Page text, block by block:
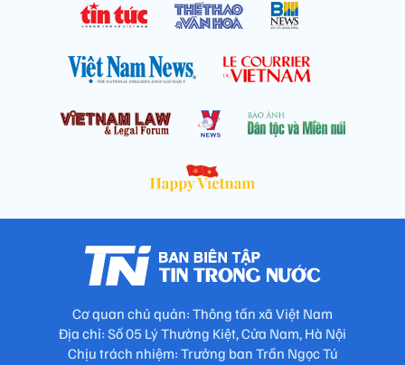
Cơ quan chủ quản: Thông tấn xã Việt Nam
Địa chỉ: Số 05 Lý Thường Kiệt, Cửa Nam, Hà Nội
Chịu trách nhiệm: Trưởng ban Trần Ngọc Tú